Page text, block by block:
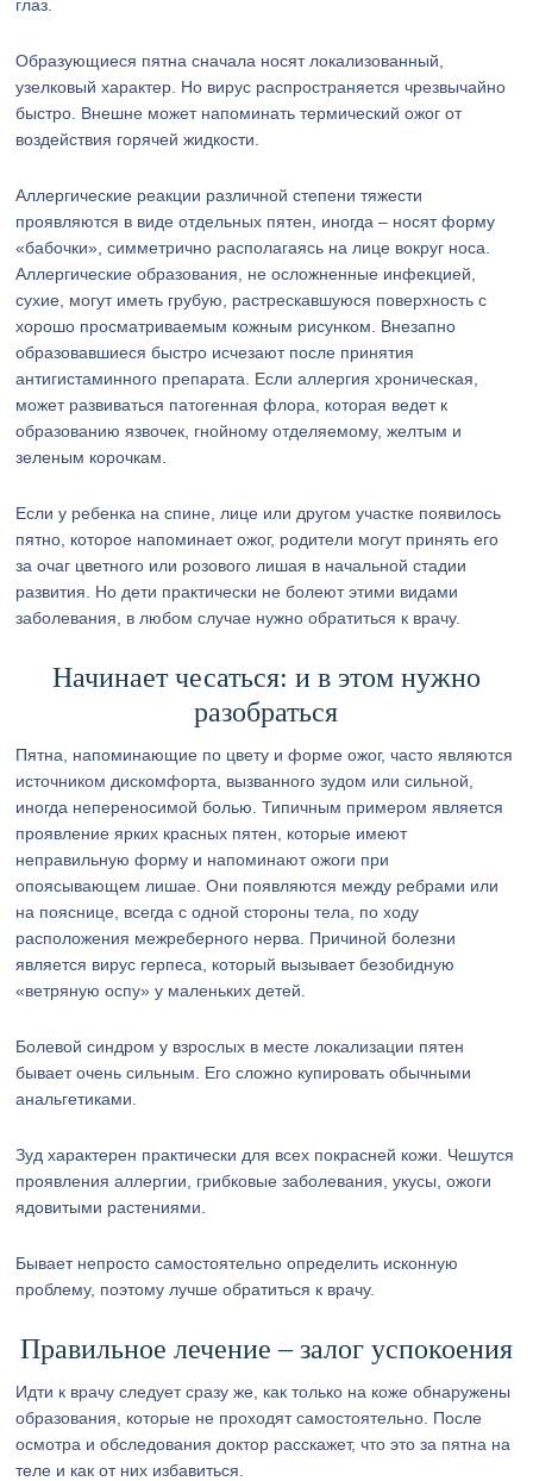
глаз.
Образующиеся пятна сначала носят локализованный,
узелковый характер. Но вирус распространяется чрезвычайно
быстро. Внешне может напоминать термический ожог от
воздействия горячей жидкости.
Аллергические реакции различной степени тяжести
проявляются в виде отдельных пятен, иногда – носят форму
«бабочки», симметрично располагаясь на лице вокруг носа.
Аллергические образования, не осложненные инфекцией,
сухие, могут иметь грубую, растрескавшуюся поверхность с
хорошо просматриваемым кожным рисунком. Внезапно
образовавшиеся быстро исчезают после принятия
антигистаминного препарата. Если аллергия хроническая,
может развиваться патогенная флора, которая ведет к
образованию язвочек, гнойному отделяемому, желтым и
зеленым корочкам.
Если у ребенка на спине, лице или другом участке появилось
пятно, которое напоминает ожог, родители могут принять его
за очаг цветного или розового лишая в начальной стадии
развития. Но дети практически не болеют этими видами
заболевания, в любом случае нужно обратиться к врачу.
Начинает чесаться: и в этом нужно
разобраться
Пятна, напоминающие по цвету и форме ожог, часто являются
источником дискомфорта, вызванного зудом или сильной,
иногда непереносимой болью. Типичным примером является
проявление ярких красных пятен, которые имеют
неправильную форму и напоминают ожоги при
опоясывающем лишае. Они появляются между ребрами или
на пояснице, всегда с одной стороны тела, по ходу
расположения межреберного нерва. Причиной болезни
является вирус герпеса, который вызывает безобидную
«ветряную оспу» у маленьких детей.
Болевой синдром у взрослых в месте локализации пятен
бывает очень сильным. Его сложно купировать обычными
анальгетиками.
Зуд характерен практически для всех покрасней кожи. Чешутся
проявления аллергии, грибковые заболевания, укусы, ожоги
ядовитыми растениями.
Бывает непросто самостоятельно определить исконную
проблему, поэтому лучше обратиться к врачу.
Правильное лечение – залог успокоения
Идти к врачу следует сразу же, как только на коже обнаружены
образования, которые не проходят самостоятельно. После
осмотра и обследования доктор расскажет, что это за пятна на
теле и как от них избавиться.